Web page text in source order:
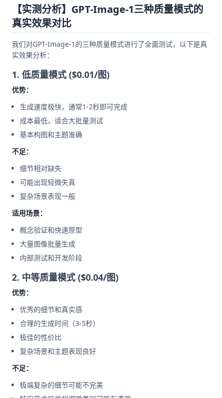
【实测分析】GPT-Image-1三种质量模式的
真实效果对比
我们对GPT-Image-1的三种质量模式进行了全面测试，以下是真
实效果分析：
1. 低质量模式 ($0.01/图)
优势：
生成速度极快，通常1-2秒即可完成
成本最低，适合大批量测试
基本构图和主题准确
不足：
细节相对缺失
可能出现轻微失真
复杂场景表现一般
适用场景：
概念验证和快速原型
大量图像批量生成
内部测试和开发阶段
2. 中等质量模式 ($0.04/图)
优势：
优秀的细节和真实感
合理的生成时间（3-5秒）
极佳的性价比
复杂场景和主题表现良好
不足：
极端复杂的细节可能不完美